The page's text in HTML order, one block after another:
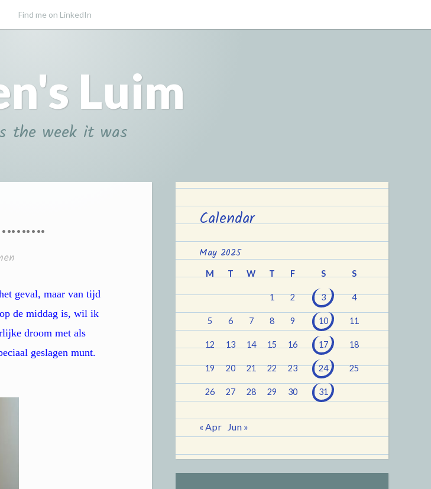
Find me on LinkedIn
Luim
the week it was
geval, maar van tijd
de middag is, wil ik
droom met als
geslagen munt.
Calendar
May 2025
M T W T F S S
1 2 3 4
5 6 7 8 9 10 11
12 13 14 15 16 17 18
19 20 21 22 23 24 25
26 27 28 29 30 31
« Apr Jun »